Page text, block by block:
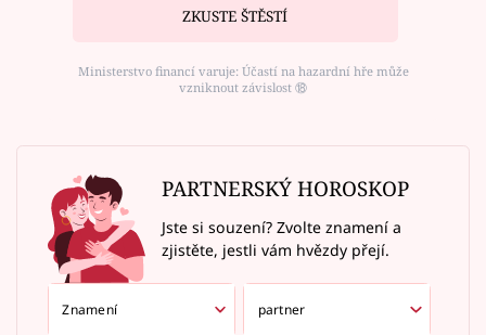
ZKUSTE ŠTĚSTÍ
Ministerstvo financí varuje: Účastí na hazardní hře může
vzniknout závislost ⑱
PARTNERSKÝ HOROSKOP
Jste si souzení? Zvolte znamení a
zjistěte, jestli vám hvězdy přejí.